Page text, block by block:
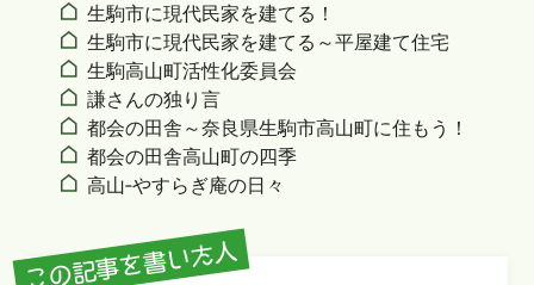
生駒市に現代民家を建てる！
生駒市に現代民家を建てる～平屋建て住宅
生駒高山町活性化委員会
謙さんの独り言
都会の田舎～奈良県生駒市高山町に住もう！
都会の田舎高山町の四季
高山‐やすらぎ庵の日々
この記事を書いた人